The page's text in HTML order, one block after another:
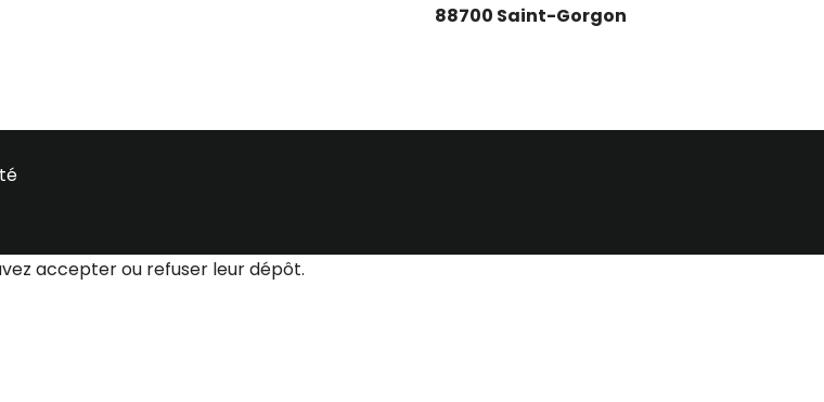
88700 Saint-Gorgon
accepter ou refuser leur dépôt.